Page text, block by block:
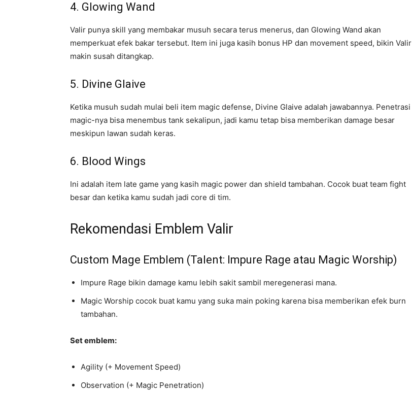
4. Glowing Wand
Valir punya skill yang membakar musuh secara terus menerus, dan Glowing Wand akan
memperkuat efek bakar tersebut. Item ini juga kasih bonus HP dan movement speed, bikin Valir
makin susah ditangkap.
5. Divine Glaive
Ketika musuh sudah mulai beli item magic defense, Divine Glaive adalah jawabannya. Penetrasi
magic-nya bisa menembus tank sekalipun, jadi kamu tetap bisa memberikan damage besar
meskipun lawan sudah keras.
6. Blood Wings
Ini adalah item late game yang kasih magic power dan shield tambahan. Cocok buat team fight
besar dan ketika kamu sudah jadi core di tim.
Rekomendasi Emblem Valir
Custom Mage Emblem (Talent: Impure Rage atau Magic Worship)
Impure Rage bikin damage kamu lebih sakit sambil meregenerasi mana.
Magic Worship cocok buat kamu yang suka main poking karena bisa memberikan efek burn
tambahan.
Set emblem:
Agility (+ Movement Speed)
Observation (+ Magic Penetration)